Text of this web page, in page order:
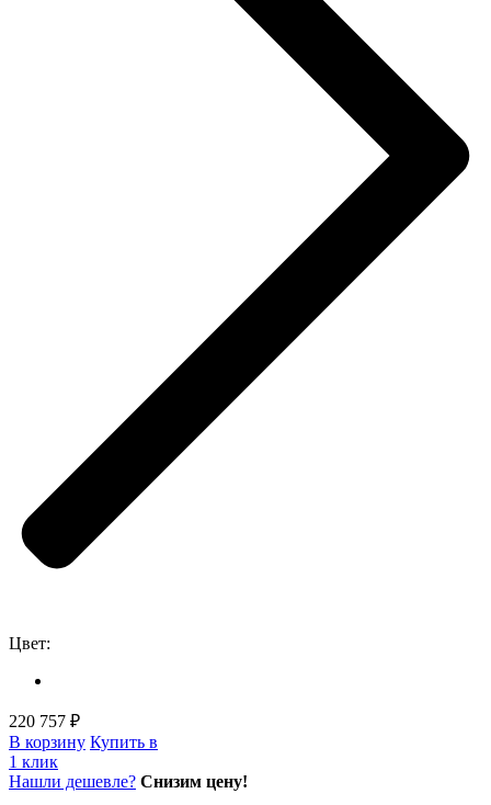
Цвет:
220 757 ₽
В корзину Купить в
1 клик
Нашли дешевле? Снизим цену!